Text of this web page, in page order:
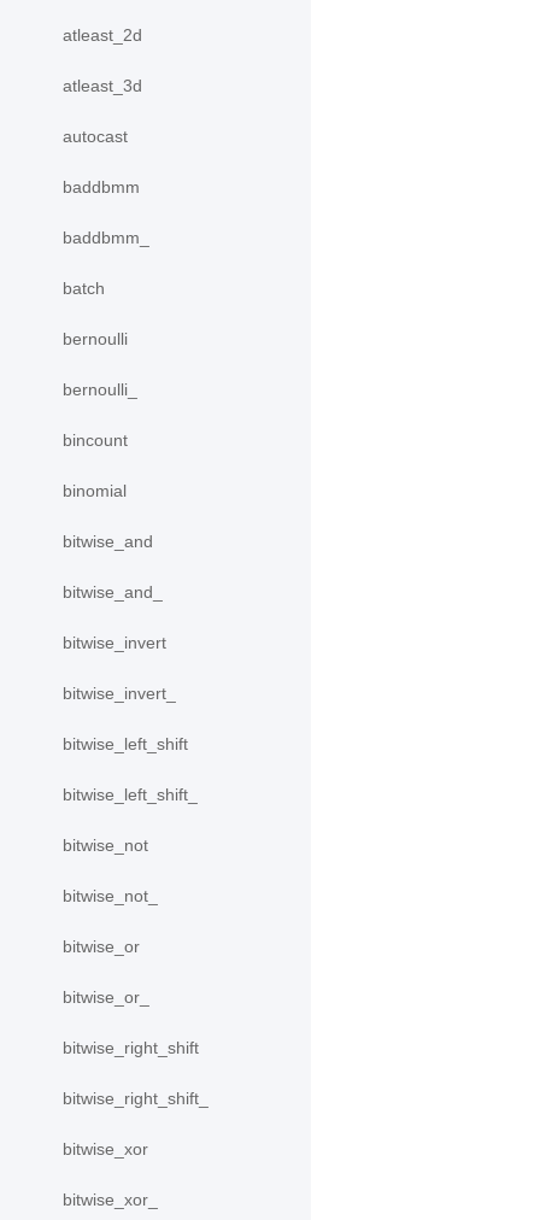
atleast_2d
atleast_3d
autocast
baddbmm
baddbmm_
batch
bernoulli
bernoulli_
bincount
binomial
bitwise_and
bitwise_and_
bitwise_invert
bitwise_invert_
bitwise_left_shift
bitwise_left_shift_
bitwise_not
bitwise_not_
bitwise_or
bitwise_or_
bitwise_right_shift
bitwise_right_shift_
bitwise_xor
bitwise_xor_